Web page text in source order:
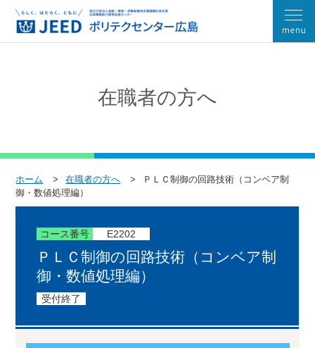
在職者の方へ
ホーム 在職者の方へ
ＰＬＣ制御の回路技術（コンベア制
御・数値処理編）
コース番号 E2202
ＰＬＣ制御の回路技術（コンベア制
御・数値処理編）
受付終了